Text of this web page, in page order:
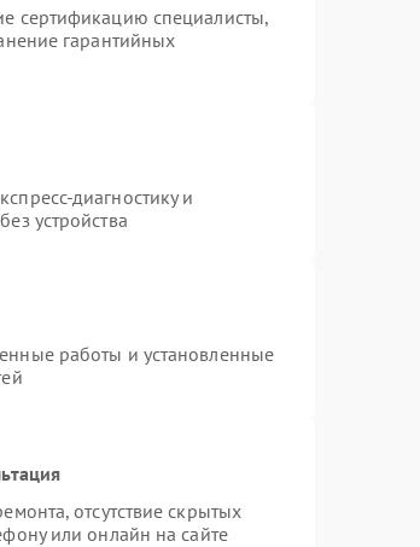
сертификацию специалисты,
гарантийных
диагностику и
устройства
работы и установленные
отсутствие скрытых
или онлайн на сайте